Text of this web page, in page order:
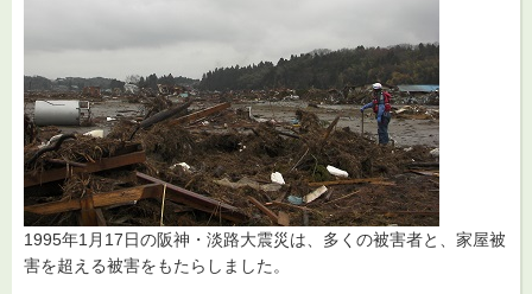
1995年1月17日の阪神・淡路大震災は、多くの被害者と、家屋被
害を超える被害をもたらしました。